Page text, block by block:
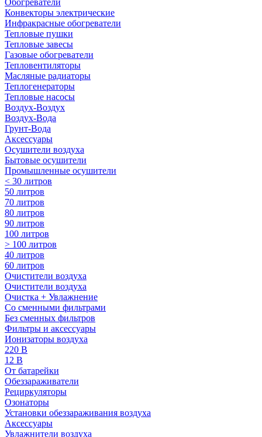
Обогреватели
Конвекторы электрические
Инфракрасные обогреватели
Тепловые пушки
Тепловые завесы
Газовые обогреватели
Тепловентиляторы
Масляные радиаторы
Теплогенераторы
Тепловые насосы
Воздух-Воздух
Воздух-Вода
Грунт-Вода
Аксессуары
Осушители воздуха
Бытовые осушители
Промышленные осушители
< 30 литров
50 литров
70 литров
80 литров
90 литров
100 литров
> 100 литров
40 литров
60 литров
Очистители воздуха
Очистители воздуха
Очистка + Увлажнение
Cо сменными фильтрами
Без сменных фильтров
Фильтры и аксессуары
Ионизаторы воздуха
220 В
12 В
От батарейки
Обеззараживатели
Рециркуляторы
Озонаторы
Установки обеззараживания воздуха
Аксессуары
Увлажнители воздуха